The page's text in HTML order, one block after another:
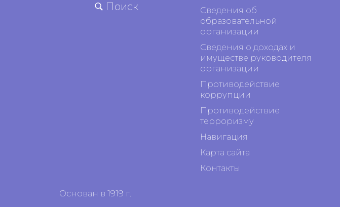
Поиск
Сведения об
образовательной
организации
Сведения о доходах и
имуществе руководителя
организации
Противодействие
коррупции
Противодействие
терроризму
Навигация
Карта сайта
Контакты
Основан в 1919 г.